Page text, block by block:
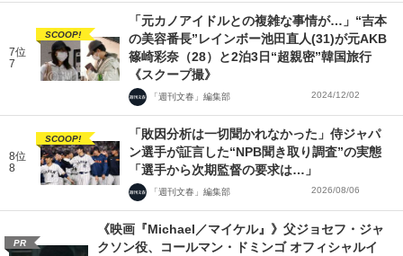
7位
7
SCOOP!
「元カノアイドルとの複雑な事情が…」“吉本
の美容番長”レインボー池田直人(31)が元AKB
篠崎彩奈（28）と2泊3日“超親密”韓国旅行
《スクープ撮》
「週刊文春」編集部 2024/12/02
8位
8
SCOOP!
「敗因分析は一切聞かれなかった」侍ジャパ
ン選手が証言した“NPB聞き取り調査”の実態
「選手から次期監督の要求は…」
「週刊文春」編集部 2026/08/06
PR
《映画『Michael／マイケル』》父ジョセフ・ジャ
クソン役、コールマン・ドミンゴ オフィシャルイ